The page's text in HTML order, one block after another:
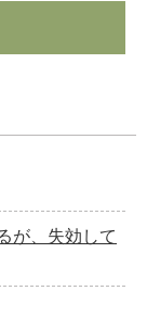
が、失効して